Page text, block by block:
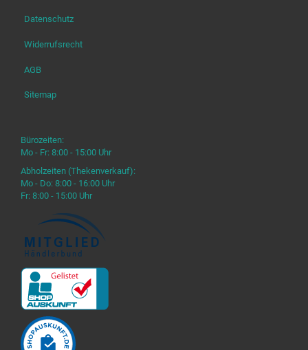
Datenschutz
Widerrufsrecht
AGB
Sitemap
Bürozeiten:
Mo - Fr: 8:00 - 15:00 Uhr
Abholzeiten (Thekenverkauf):
Mo - Do: 8:00 - 16:00 Uhr
Fr: 8:00 - 15:00 Uhr